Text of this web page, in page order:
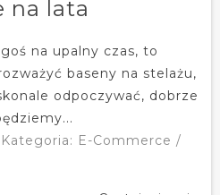
na lata
na upalny czas, to
baseny na stelażu,
odpoczywać, dobrze
Kategoria: E-Commerce /